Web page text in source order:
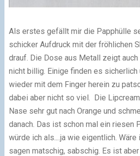
Als erstes gefällt mir die Papphülle
schicker Aufdruck mit der fröhlichen
drauf. Die Dose aus Metall zeigt
nicht billig. Einige finden es sicherlich
wieder mit dem Finger herein zu
dabei aber nicht so viel.
Die
Nase sehr gut nach Orange und
danach. Das ist schon mal ein riesen
würde ich als....ja wie eigentlich.
sagen matschig, sabschig. Es ist